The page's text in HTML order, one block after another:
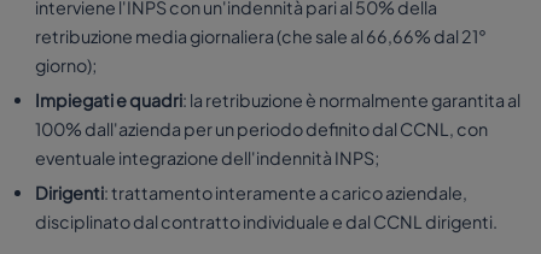
interviene l'INPS con un'indennità pari al 50% della
retribuzione media giornaliera (che sale al 66,66% dal 21°
giorno);
Impiegati e quadri: la retribuzione è normalmente garantita al
100% dall'azienda per un periodo definito dal CCNL, con
eventuale integrazione dell'indennità INPS;
Dirigenti: trattamento interamente a carico aziendale,
disciplinato dal contratto individuale e dal CCNL dirigenti.